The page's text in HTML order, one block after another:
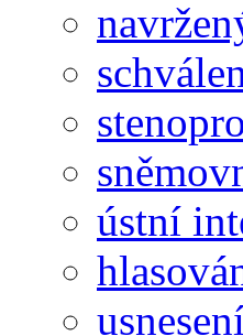
ústní